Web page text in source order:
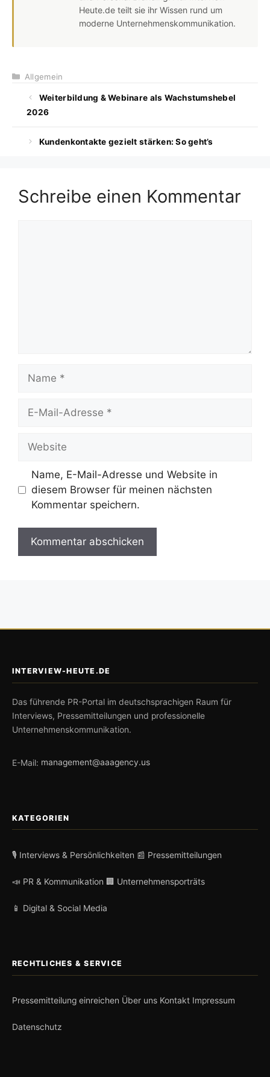
Heute.de teilt sie ihr Wissen rund um
moderne Unternehmenskommunikation.
Kategorien
Allgemein
Weiterbildung & Webinare als Wachstumshebel
2026
Kundenkontakte gezielt stärken: So geht’s
Schreibe einen Kommentar
Mail-
Name, E-Mail-Adresse und Website in
diesem Browser für meinen nächsten
Kommentar speichern.
INTERVIEW-HEUTE.DE
Das führende PR-Portal im deutschsprachigen Raum für
Interviews, Pressemitteilungen und professionelle
Unternehmenskommunikation.
E-Mail: management@aaagency.us
KATEGORIEN
🎙️ Interviews & Persönlichkeiten 📰 Pressemitteilungen
📣 PR & Kommunikation 🏢 Unternehmensporträts
📱 Digital & Social Media
RECHTLICHES & SERVICE
Pressemitteilung einreichen Über uns Kontakt Impressum
Datenschutz